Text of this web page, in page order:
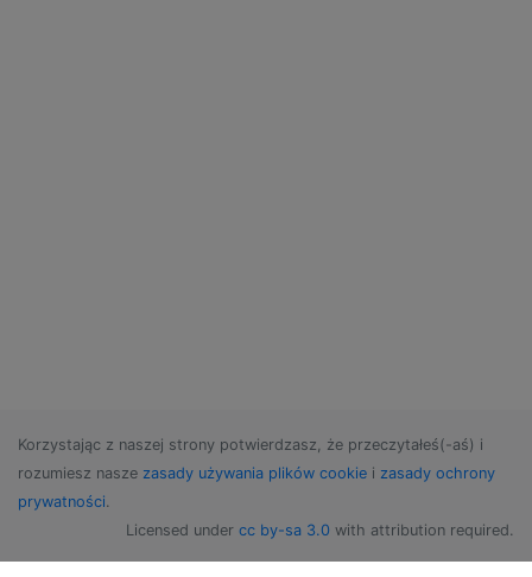
Korzystając z naszej strony potwierdzasz, że przeczytałeś(-aś) i
rozumiesz nasze zasady używania plików cookie i zasady ochrony
prywatności.
Licensed under cc by-sa 3.0 with attribution required.